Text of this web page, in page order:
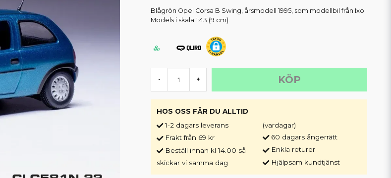
Blågrön Opel Corsa B Swing, årsmodell 1995, som modellbil från Ixo
Models i skala 1:43 (9 cm).
- + KÖP
HOS OSS FÅR DU ALLTID
1-2 dagars leverans
Frakt från 69 kr
Beställ innan kl 14.00 så
skickar vi samma dag
(vardagar)
60 dagars ångerrätt
Enkla returer
Hjälpsam kundtjänst